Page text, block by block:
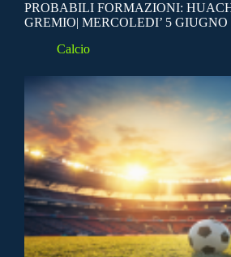
PROBABILI FORMAZIONI:
GREMIO| MERCOLEDI’ 5 GIUGNO
Calcio